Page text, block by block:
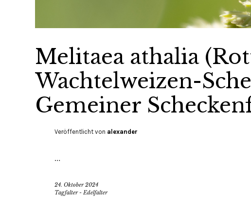
Melitaea athalia
Wachtelweizen-
Gemeiner
Veröffentlicht von alexander
…
24. Oktober 2024
Tagfalter - Edelfalter